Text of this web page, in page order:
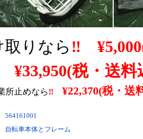
りなら ‼ ¥5,000
¥33,950(税・送料
所止めなら‼ ¥22,370(税・送
564161001
自転車本体とフレーム